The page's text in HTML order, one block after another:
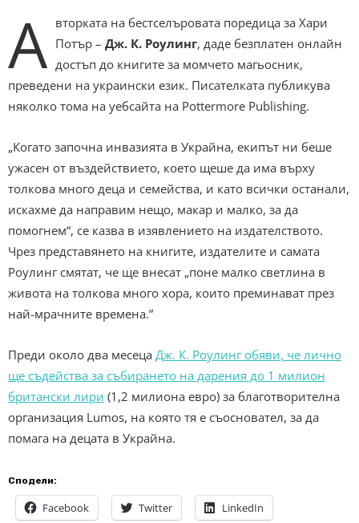
А вторката на бестселъровата поредица за Хари
Потър – Дж. К. Роулинг, даде безплатен онлайн
достъп до книгите за момчето магьосник,
преведени на украински език. Писателката публикува
няколко тома на уебсайта на Pottermore Publishing.
„Когато започна инвазията в Украйна, екипът ни беше
ужасен от въздействието, което щеше да има върху
толкова много деца и семейства, и като всички останали,
искахме да направим нещо, макар и малко, за да
помогнем“, се казва в изявлението на издателството.
Чрез представянето на книгите, издателите и самата
Роулинг смятат, че ще внесат „поне малко светлина в
живота на толкова много хора, които преминават през
най-мрачните времена.”
Преди около два месеца Дж. К. Роулинг обяви, че лично
ще съдейства за събирането на дарения до 1 милион
британски лири (1,2 милиона евро) за благотворителна
организация Lumos, на която тя е съосновател, за да
помага на децата в Украйна.
Сподели:
Facebook Twitter LinkedIn